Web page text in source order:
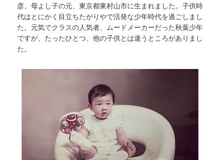
彦、母よし子の元、東京都東村山市に生まれました。子供時
代はとにかく目立ちたがりやで活発な少年時代を過ごしまし
た。元気でクラスの人気者、ムードメーカーだった秋葉少年
ですが、たったひとつ、他の子供とは違うところがありまし
た。